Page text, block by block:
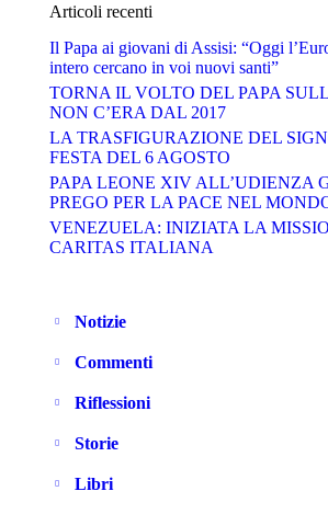
Articoli recenti
Il Papa ai giovani di Assisi: “Oggi
intero cercano in voi nuovi santi”
TORNA IL VOLTO DEL PAPA
NON C’ERA DAL 2017
LA TRASFIGURAZIONE DEL
FESTA DEL 6 AGOSTO
PAPA LEONE XIV ALL’UDIENZA
PREGO PER LA PACE NEL
VENEZUELA: INIZIATA LA
CARITAS ITALIANA
Notizie
Commenti
Riflessioni
Storie
Libri